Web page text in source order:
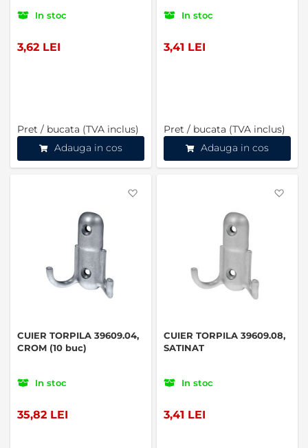
In stoc
3,62 LEI
Pret / bucata (TVA inclus)
Adauga in cos
In stoc
3,41 LEI
Pret / bucata (TVA inclus)
Adauga in cos
CUIER TORPILA 39609.04,
CROM (10 buc)
In stoc
35,82 LEI
CUIER TORPILA 39609.08,
SATINAT
In stoc
3,41 LEI